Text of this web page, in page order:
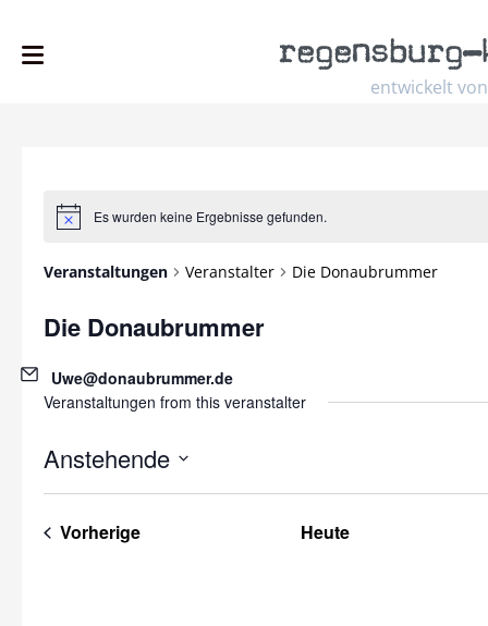
entwickelt von
regensburg–
HinweisEs wurden keine Ergebnisse gefunden.
Veranstaltungen Veranstalter Die Donaubrummer
Die Donaubrummer
Email
Uwe@donaubrummer.de
Veranstaltungen from this veranstalter
Anstehende
Datum
VorherigeVeranstaltungen Heute